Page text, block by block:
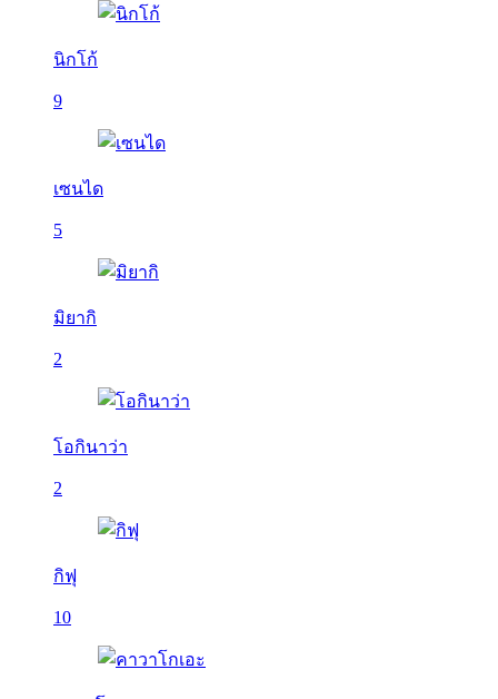
นิกโก้
9
เซนได
5
มิยากิ
2
โอกินาว่า
2
กิฟุ
10